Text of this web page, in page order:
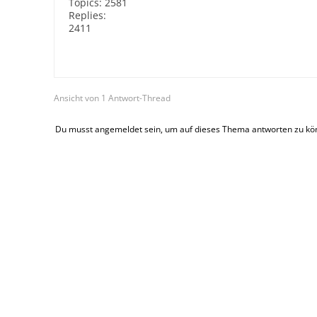
Replies:
2411
Ansicht von 1 Antwort-Thread
Du musst angemeldet sein, um auf dieses Thema antworten zu